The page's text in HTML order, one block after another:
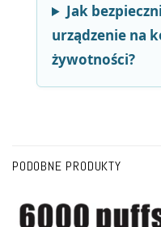
Jak
urządzenie na
żywotności?
PODOBNE PRODUKTY